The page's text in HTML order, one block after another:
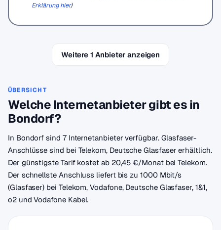
Erklärung hier)
Weitere 1 Anbieter anzeigen
ÜBERSICHT
Welche Internetanbieter gibt es in
Bondorf?
In Bondorf sind 7 Internetanbieter verfügbar. Glasfaser-
Anschlüsse sind bei Telekom, Deutsche Glasfaser erhältlich.
Der günstigste Tarif kostet ab 20,45 €/Monat bei Telekom.
Der schnellste Anschluss liefert bis zu 1000 Mbit/s
(Glasfaser) bei Telekom, Vodafone, Deutsche Glasfaser, 1&1,
o2 und Vodafone Kabel.